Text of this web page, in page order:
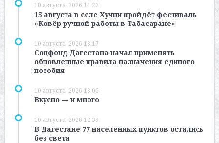
10 августа, 2026 14:23
15 августа в селе Хучни пройдёт фестиваль
«Ковёр ручной работы в Табасаране»
10 августа, 2026 13:17
Соцфонд Дагестана начал применять
обновленные правила назначения единого
пособия
10 августа, 2026 13:06
Вкусно — и много
10 августа, 2026 12:59
В Дагестане 77 населенных пунктов остались
без света